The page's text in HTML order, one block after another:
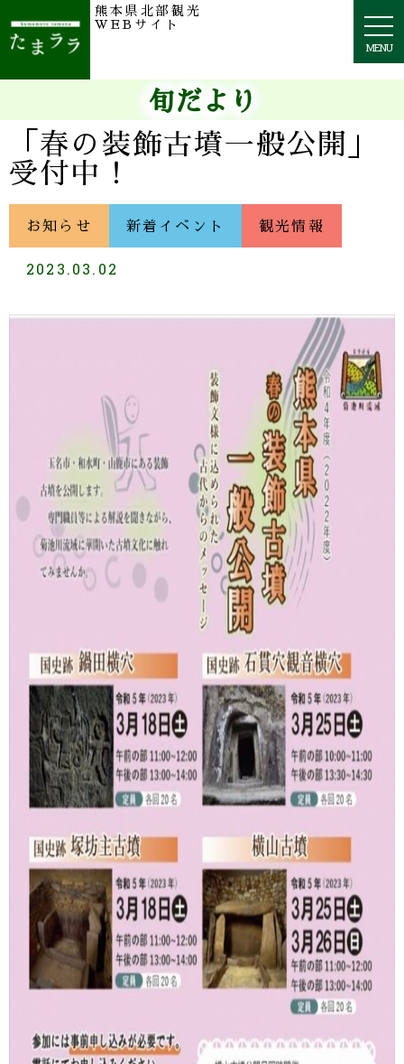
MENU
熊本県北部観光
WEBサイト
旬だより
「春の装飾古墳一般公開」
受付中！
お知らせ 新着イベント 観光情報
2023.03.02